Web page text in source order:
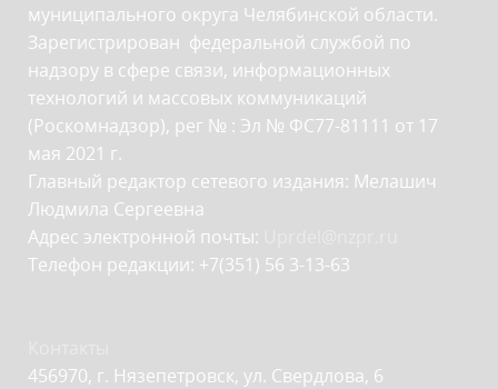
муниципального округа Челябинской области.
Зарегистрирован федеральной службой по
надзору в сфере связи, информационных
технологий и массовых коммуникаций
(Роскомнадзор), рег № : Эл № ФС77-81111 от 17
мая 2021 г.
Главный редактор сетевого издания: Мелашич
Людмила Сергеевна
Адрес электронной почты:
Телефон редакции: +7(351) 56 3-13-63
456970, г. Нязепетровск, ул. Свердлова, 6